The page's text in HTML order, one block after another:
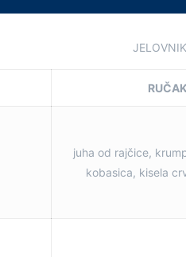
RUČAK
juha od rajčice,
kobasica, kisela